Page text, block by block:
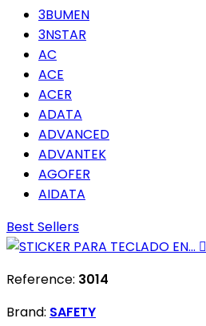
3BUMEN
3NSTAR
AC
ACE
ACER
ADATA
ADVANCED
ADVANTEK
AGOFER
AIDATA
Best Sellers

Reference: 3014
Brand: SAFETY